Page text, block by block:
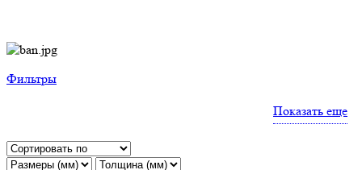
Фильтры
Показать еще